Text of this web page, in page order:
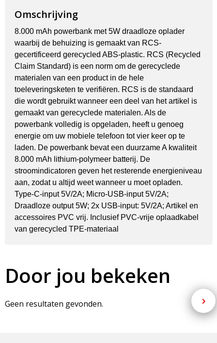
Omschrijving
8.000 mAh powerbank met 5W draadloze oplader
waarbij de behuizing is gemaakt van RCS-
gecertificeerd gerecycled ABS-plastic. RCS (Recycled
Claim Standard) is een norm om de gerecyclede
materialen van een product in de hele
toeleveringsketen te verifiëren. RCS is de standaard
die wordt gebruikt wanneer een deel van het artikel is
gemaakt van gerecyclede materialen. Als de
powerbank volledig is opgeladen, heeft u genoeg
energie om uw mobiele telefoon tot vier keer op te
laden. De powerbank bevat een duurzame A kwaliteit
8.000 mAh lithium-polymeer batterij. De
stroomindicatoren geven het resterende energieniveau
aan, zodat u altijd weet wanneer u moet opladen.
Type-C-input 5V/2A; Micro-USB-input 5V/2A;
Draadloze output 5W; 2x USB-input: 5V/2A; Artikel en
accessoires PVC vrij. Inclusief PVC-vrije oplaadkabel
van gerecycled TPE-materiaal
Door jou bekeken
Geen resultaten gevonden.